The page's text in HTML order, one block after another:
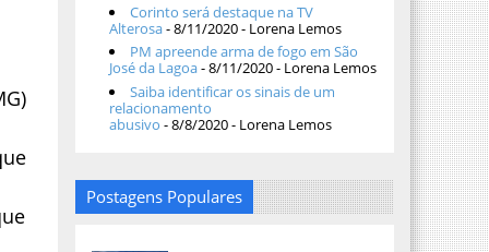
Corinto será destaque na TV
Alterosa- 8/11/2020- Lorena Lemos
PM apreende arma de fogo em São
José da Lagoa- 8/11/2020- Lorena Lemos
Saiba identificar os sinais de um
relacionamento
abusivo - 8/8/2020- Lorena Lemos
Postagens Populares